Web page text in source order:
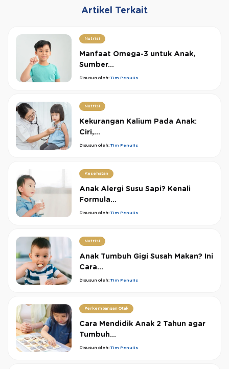
Artikel Terkait
Nutrisi
Manfaat Omega-3 untuk Anak,
Sumber...
Disusun oleh: Tim Penulis
Nutrisi
Kekurangan Kalium Pada Anak:
Ciri,...
Disusun oleh: Tim Penulis
Kesehatan
Anak Alergi Susu Sapi? Kenali
Formula...
Disusun oleh: Tim Penulis
Nutrisi
Anak Tumbuh Gigi Susah Makan? Ini
Cara...
Disusun oleh: Tim Penulis
Perkembangan Otak
Cara Mendidik Anak 2 Tahun agar
Tumbuh...
Disusun oleh: Tim Penulis